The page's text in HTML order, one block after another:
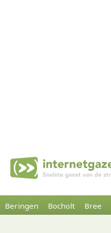
Beringen Bocholt Bree